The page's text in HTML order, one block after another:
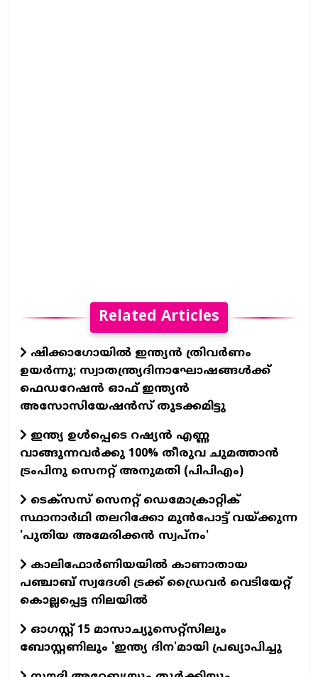
Related Articles
ഷിക്കാഗോയിൽ ഇന്ത്യൻ ത്രിവർണം
ഉയർന്നു; സ്വാതന്ത്ര്യദിനാഘോഷങ്ങൾക്ക്
ഫെഡറേഷൻ ഓഫ് ഇന്ത്യൻ
അസോസിയേഷൻസ് തുടക്കമിട്ടു
ഇന്ത്യ ഉൾപ്പെടെ റഷ്യൻ എണ്ണ
വാങ്ങുന്നവർക്കു 100% തീരുവ ചുമത്താൻ
ട്രംപിനു സെനറ്റ് അനുമതി (പിപിഎം)
ടെക്സസ് സെനറ്റ് ഡെമോക്രാറ്റിക്
സ്ഥാനാർഥി തലറിക്കോ മുൻപോട്ട് വയ്ക്കുന്ന
'പുതിയ അമേരിക്കൻ സ്വപ്നം'
കാലിഫോര്‍ണിയയില്‍ കാണാതായ
പഞ്ചാബ് സ്വദേശി ട്രക്ക് ഡ്രൈവര്‍ വെടിയേറ്റ്
കൊല്ലപ്പെട്ട നിലയില്‍
ഓഗസ്റ്റ് 15 മാസാച്യുസെറ്റ്സിലും
ബോസ്റ്റണിലും 'ഇന്ത്യ ദിന'മായി പ്രഖ്യാപിച്ചു